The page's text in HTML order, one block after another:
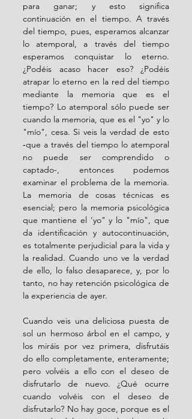
para ganar; y esto significa
continuación en el tiempo. A través
del tiempo, pues, esperamos alcanzar
lo atemporal, a través del tiempo
esperamos conquistar lo eterno.
¿Podéis acaso hacer eso? ¿Podéis
atrapar lo eterno en la red del tiempo
mediante la memoria que es el
tiempo? Lo atemporal sólo puede ser
cuando la memoria, que es el "yo" y lo
"mío", cesa. Si veis la verdad de esto
‑que a través del tiempo lo atemporal
no puede ser comprendido o
captado-, entonces podemos
examinar el problema de la memoria.
La memoria de cosas técnicas es
esencial; pero la memoria psicológica
que mantiene el ‘yo" y lo "mío", que
da identificación y autocontinuación,
es totalmente perjudicial para la vida y
la realidad. Cuando uno ve la verdad
de ello, lo falso desaparece, y, por lo
tanto, no hay retención psicológica de
la experiencia de ayer.
Cuando veis una deliciosa puesta de
sol un hermoso árbol en el campo, y
los miráis por vez primera, disfrutáis
do ello completamente, enteramente;
pero volvéis a ello con el deseo de
disfrutarlo de nuevo. ¿Qué ocurre
cuando volvéis con el deseo de
disfrutarlo? No hay goce, porque es el